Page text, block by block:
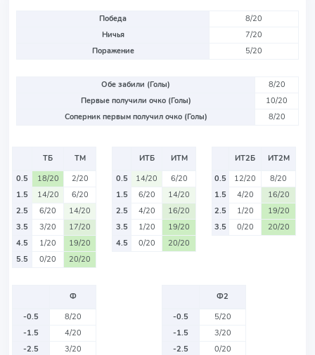
Победа
8/20
Ничья
7/20
Поражение
5/20
Обе забили (Голы)
8/20
Первые получили очко (Голы)
10/20
Соперник первым получил очко (Голы)
8/20
ТБ
ТМ
0.5
18/20
2/20
1.5
14/20
6/20
2.5
6/20
14/20
3.5
3/20
17/20
4.5
1/20
19/20
5.5
0/20 20/20
ИТБ
ИТМ
0.5
14/20
6/20
1.5
6/20
14/20
2.5
4/20
16/20
3.5
1/20
19/20
4.5
0/20 20/20
ИТ2Б
ИТ2М
0.5
12/20
8/20
1.5
4/20
16/20
2.5
1/20
19/20
3.5
0/20 20/20
Ф
-0.5
8/20
-1.5
4/20
-2.5
3/20
Ф2
-0.5
5/20
-1.5
3/20
-2.5
0/20